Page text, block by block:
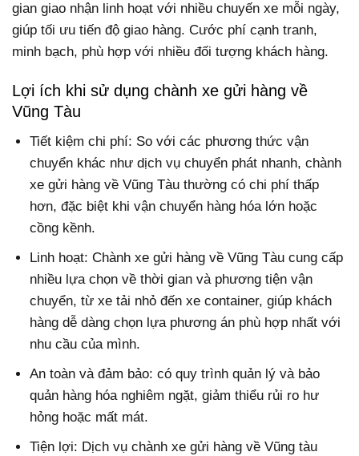
gian giao nhận linh hoạt với nhiều chuyến xe mỗi ngày,
giúp tối ưu tiến độ giao hàng. Cước phí cạnh tranh,
minh bạch, phù hợp với nhiều đối tượng khách hàng.
Lợi ích khi sử dụng chành xe gửi hàng về
Vũng Tàu
Tiết kiệm chi phí: So với các phương thức vận
chuyển khác như dịch vụ chuyển phát nhanh, chành
xe gửi hàng về Vũng Tàu thường có chi phí thấp
hơn, đặc biệt khi vận chuyển hàng hóa lớn hoặc
cồng kềnh.
Linh hoạt: Chành xe gửi hàng về Vũng Tàu cung cấp
nhiều lựa chọn về thời gian và phương tiện vận
chuyển, từ xe tải nhỏ đến xe container, giúp khách
hàng dễ dàng chọn lựa phương án phù hợp nhất với
nhu cầu của mình.
An toàn và đảm bảo: có quy trình quản lý và bảo
quản hàng hóa nghiêm ngặt, giảm thiểu rủi ro hư
hỏng hoặc mất mát.
Tiện lợi: Dịch vụ chành xe gửi hàng về Vũng tàu